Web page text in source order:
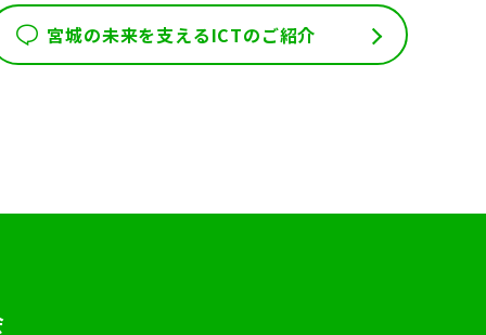
宮城の未来を支えるICTのご紹介